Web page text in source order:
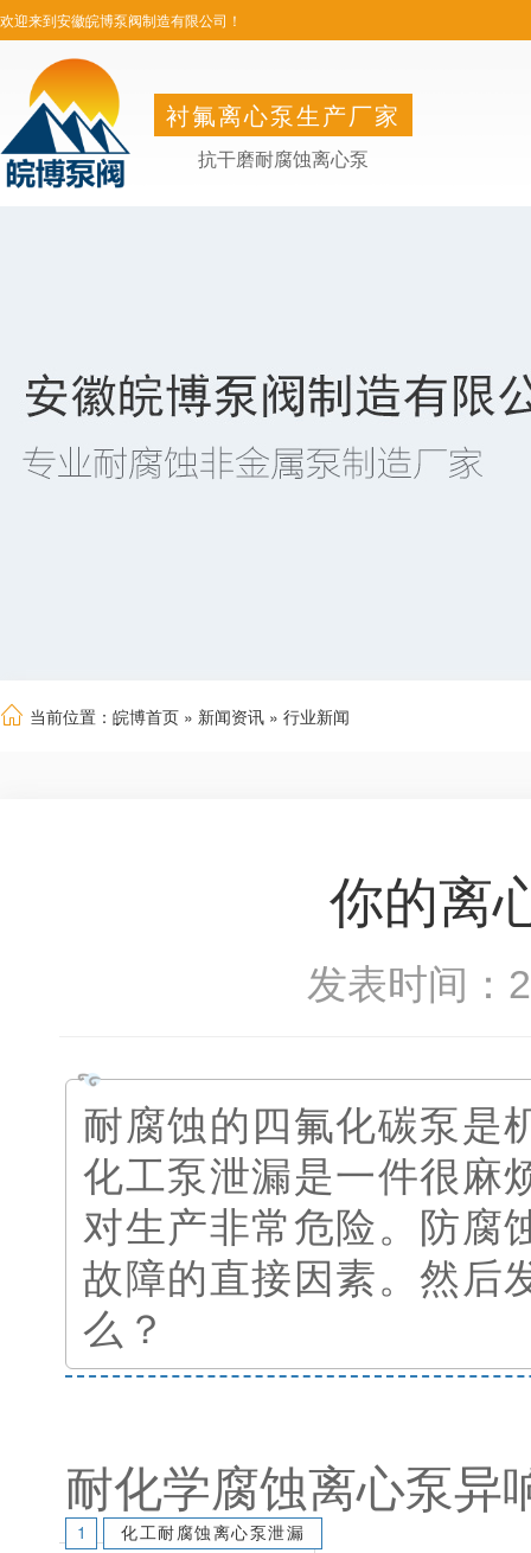
欢迎来到安徽皖博泵阀制造有限公司！
衬氟离心泵生产厂家
抗干磨耐腐蚀离心泵
当前位置： 皖博首页 » 新闻资讯 » 行业新闻
你的离
发表时间：
耐腐蚀的四氟化碳泵是
化工泵泄漏是一件很麻
对生产非常危险。防腐
故障的直接因素。然后
么？
耐化学腐蚀离心泵异
1 化工耐腐蚀离心泵泄漏